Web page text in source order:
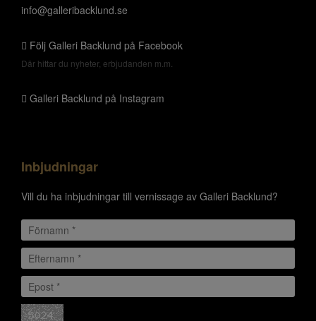
info@galleribacklund.se
Följ Galleri Backlund på Facebook
Där hittar du nyheter, erbjudanden m.m.
Galleri Backlund på Instagram
Inbjudningar
Vill du ha inbjudningar till vernissage av Galleri Backlund?